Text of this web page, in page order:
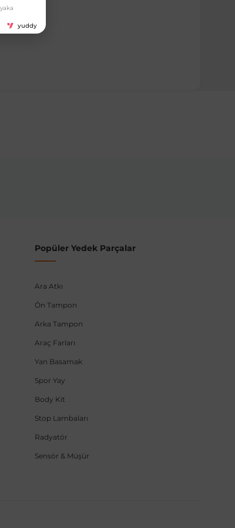
şasi numarası ile uyumluluğu kontrol
Popüler Yedek Parçalar
Ara Atkı
Ön Tampon
Arka Tampon
Araç Farları
Yan Basamak
Spor Yay
Body Kit
Stop Lambaları
Radyatör
Sensör & Müşür
yuddy